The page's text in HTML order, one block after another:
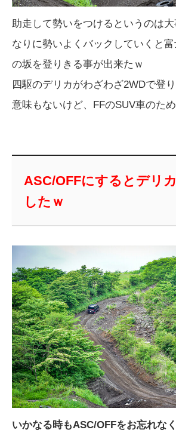
助走して勢いをつけるというのは
なりに勢いよくバックしていくと
の坂を登りきる事が出来たｗ
四駆のデリカがわざわざ2WDで登
意味もないけど、FFのSUV車のた
ASC/OFFにするとデリ
したｗ
いかなる時もASC/OFFをお忘れなく